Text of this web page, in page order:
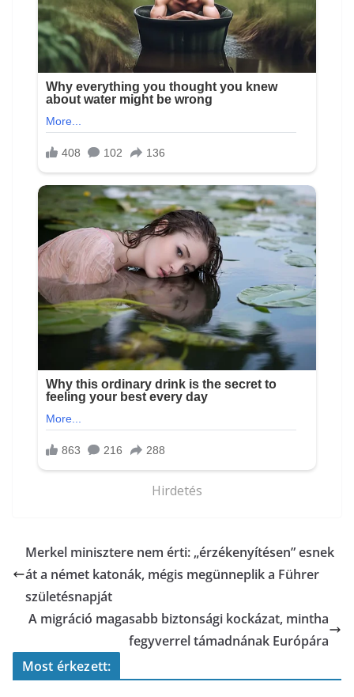
Hirdetés
Merkel minisztere nem érti: „érzékenyítésen” esnek
át a német katonák, mégis megünneplik a Führer
születésnapját
A migráció magasabb biztonsági kockázat, mintha
fegyverrel támadnának Európára
Most érkezett: